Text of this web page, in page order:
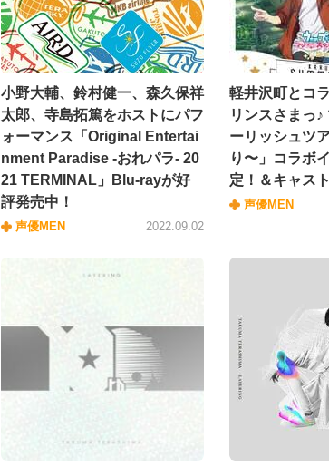
小野大輔、鈴村健一、森久保祥
太郎、寺島拓篤をホストにパフ
ォーマンス「Original Entertai
nment Paradise -おれパラ- 20
21 TERMINAL」Blu-rayが好
評発売中！
声優MEN 2022.09.02
軽井沢町とコ
リンスさまっ
ーリッシュツ
り〜」コラボ
定！＆キャス
声優MEN